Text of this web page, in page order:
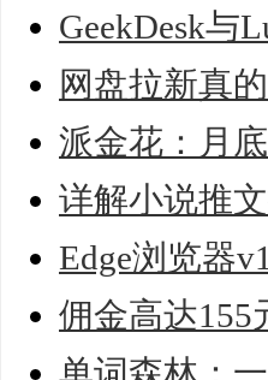
GeekDesk与
网盘拉新真
派金花：月
详解小说推
Edge浏览器
佣金高达155